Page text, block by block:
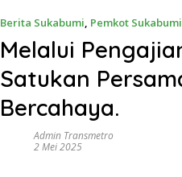
Berita Sukabumi, Pemkot Sukabumi
Melalui
Satukan
Bercahaya.
Admin Transmetro
2 Mei 2025